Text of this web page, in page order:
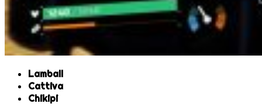
Lamball
Cattiva
Chikipi